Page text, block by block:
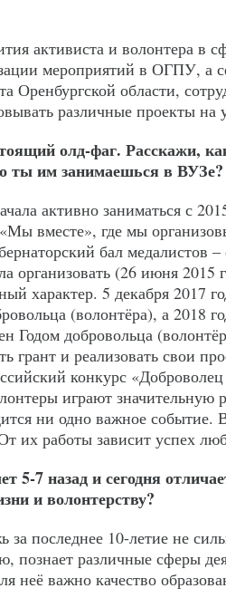
активиста и волонтера в
мероприятий в ОГПУ, а
Оренбургской области,
различные проекты на
олд-фаг. Расскажи,
ты им занимаешься в ВУЗе?
активно заниматься с
вместе», где мы
бал медалистов
организовать (26 июня 2015
характер. 5 декабря 2017
(волонтёра), а 2018
Годом добровольца
грант и реализовать свои
конкурс
играют значительную
ни одно важное
их работы зависит успех
5-7 назад и сегодня
и волонтерству?
последнее 10-летие не
познает различные сферы
неё важно качество